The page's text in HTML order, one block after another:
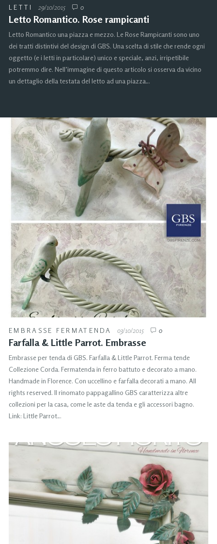
LETTI 29/10/2015 0
Letto Romantico. Rose rampicanti
Letto Romantico una piazza e mezzo. Le Rose Rampicanti sono uno
dei tratti distintivi del design di GBS. Una scelta di stile che rende ogni
oggetto (e i letti in particolare) unico e speciale, anzi, irripetibile
potremmo dire. Nell’immagine di questo articolo si osserva da vicino
un dettaglio della testata del letto ad una piazza…
EMBRASSE FERMATENDA 03/10/2015 0
Farfalla & Little Parrot. Embrasse
Embrasse per tenda di GBS. Farfalla & Little Parrot. Ferma tende
Collezione Corda. Fermatenda in ferro battuto e decorato a mano.
Handmade in Florence. Con uccellino e farfalla decorati a mano. All
rights reserved. Il rinomato pappagallino GBS caratterizza altre
collezioni per la casa, come le aste da tenda e gli accessori bagno.
Link: Little Parrot…